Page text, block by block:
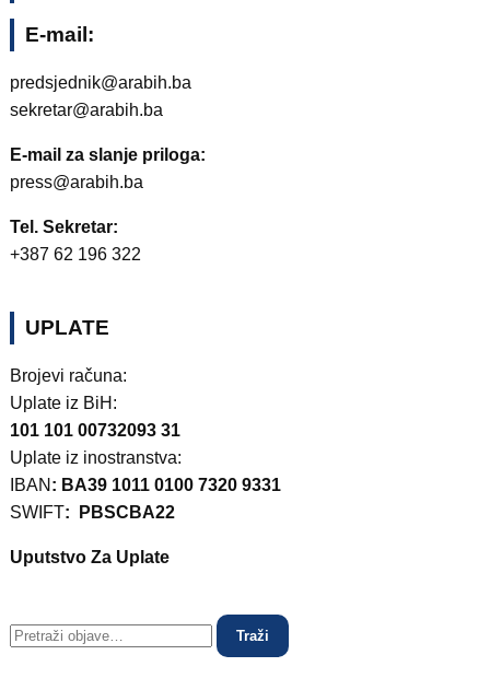
E-mail:
predsjednik@arabih.ba
sekretar@arabih.ba
E-mail za slanje priloga:
press@arabih.ba
Tel. Sekretar:
+387 62 196 322
UPLATE
Brojevi računa:
Uplate iz BiH:
101 101 00732093 31
Uplate iz inostranstva:
IBAN : BA39 1011 0100 7320 9331
SWIFT: PBSCBA22
Uputstvo Za Uplate
Traži